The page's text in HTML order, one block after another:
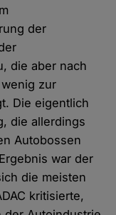
der
die aber nach
zur
Die eigentlich
die allerdings
Autobossen
war der
die meisten
kritisierte,